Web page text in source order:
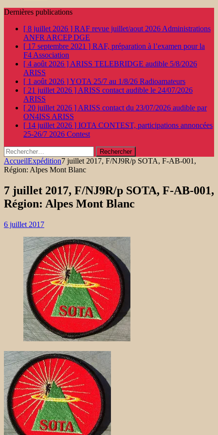
Dernières publications
[ 8 juillet 2026 ] RAF revue juillet/aout 2026 Administrations
ANFR ARCEP DGE
[ 17 septembre 2021 ] RAF, préparation à l’examen pour la
F4 Association
[ 4 août 2026 ] ARISS TELEBRIDGE audible 5/8/2026
ARISS
[ 1 août 2026 ]YOTA 25/7 au 1/8/26 Radioamateurs
[ 21 juillet 2026 ] ARISS contact audible le 24/07/2026
ARISS
[ 20 juillet 2026 ] ARISS contact du 23/07/2026 audible par
ON4ISS ARISS
[ 14 juillet 2026 ] IOTA CONTEST, participations annoncées
25-26/7 2026 Contest
Rechercher :
AccueilExpédition7 juillet 2017, F/NJ9R/p SOTA, F-AB-001,
Région: Alpes Mont Blanc
7 juillet 2017, F/NJ9R/p SOTA, F-AB-001,
Région: Alpes Mont Blanc
6 juillet 2017